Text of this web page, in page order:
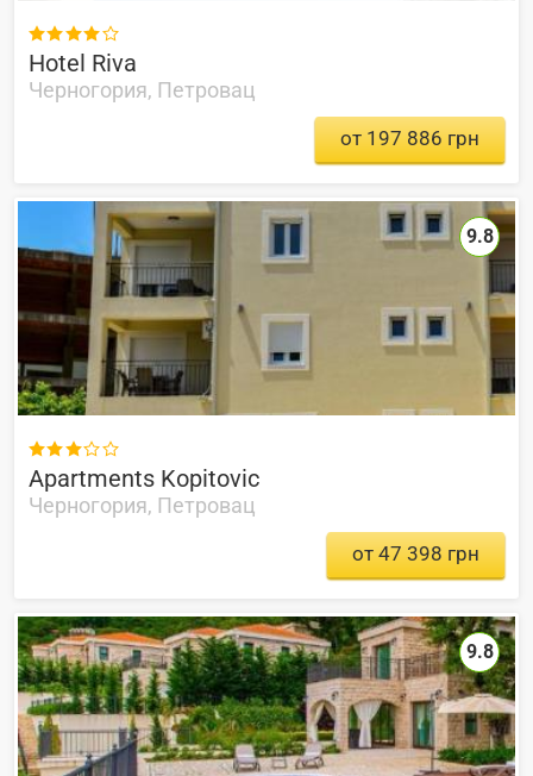

Hotel Riva
Черногория, Петровац
от 197 886 грн

Apartments Kopitovic
Черногория, Петровац
9.8
от 47 398 грн
9.8